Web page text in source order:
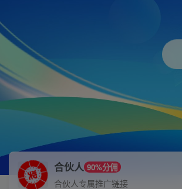
合伙人 90%分佣
合伙人专属推广链接